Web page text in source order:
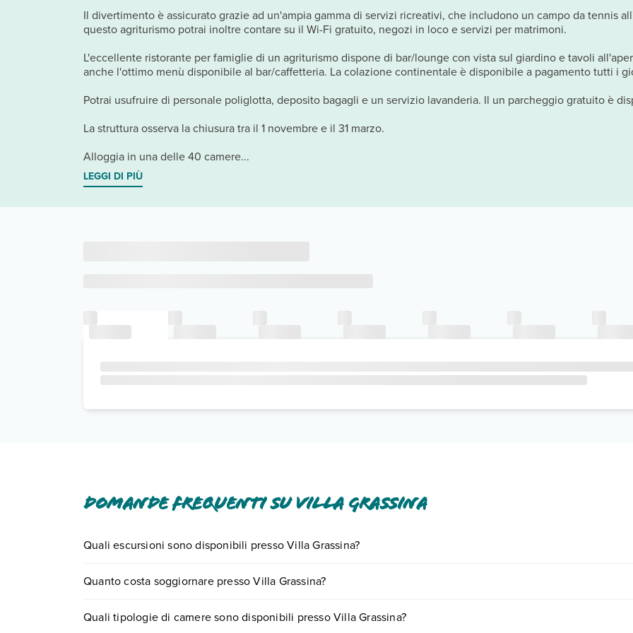
Il divertimento è assicurato grazie ad un'ampia gamma di servizi ricreativi, che includono un campo da tennis
questo agriturismo potrai inoltre contare su il Wi-Fi gratuito, negozi in loco e servizi per matrimoni.
L'eccellente ristorante per famiglie di un agriturismo dispone di bar/lounge con vista sul giardino e tavoli
anche l'ottimo menù disponibile al bar/caffetteria. La colazione continentale è disponibile a pagamento tutti i
Potrai usufruire di personale poliglotta, deposito bagagli e un servizio lavanderia. Il un parcheggio gratuito è
La struttura osserva la chiusura tra il 1 novembre e il 31 marzo.
Alloggia in una delle 40 camere...
LEGGI DI PIÙ
Domande frequenti su Villa Grassina
Quali escursioni sono disponibili presso Villa Grassina?
0721.17231 oprenotando un appuntamento.
Quanto costa soggiornare presso Villa Grassina?
partire.
Quali tipologie di camere sono disponibili presso Villa Grassina?